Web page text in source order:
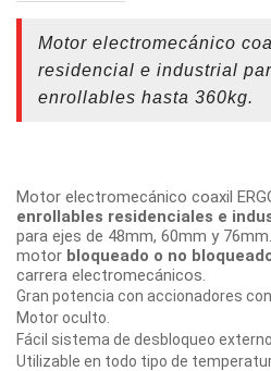
Motor electromecánico
residencial e industrial
enrollables hasta 360kg.
Motor electromecánico coaxil
enrollables residenciales e
para ejes de 48mm, 60mm y
motor bloqueado o no
carrera electromecánicos.
Gran potencia con accionadores
Motor oculto.
Fácil sistema de desbloqueo
Utilizable en todo tipo de